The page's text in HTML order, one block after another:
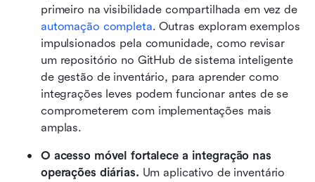
primeiro na visibilidade compartilhada em vez de
automação completa. Outras exploram exemplos
impulsionados pela comunidade, como revisar
um repositório no GitHub de sistema inteligente
de gestão de inventário, para aprender como
integrações leves podem funcionar antes de se
comprometerem com implementações mais
amplas.
O acesso móvel fortalece a integração nas
operações diárias. Um aplicativo de inventário